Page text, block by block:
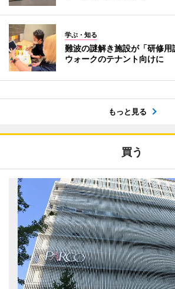
学ぶ・知る
難波の謎解き施設が「研修
ウォークのテナント向けに
もっと見る
買う